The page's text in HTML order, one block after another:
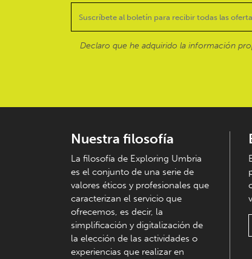
Declaro que he adquirido la información
Nuestra filosofía
La filosofía de Exploring Umbria
es el conjunto de una serie de
valores éticos y profesionales que
caracterizan el servicio que
ofrecemos, es decir, la
simplificación y digitalización de
la elección de las actividades o
experiencias que realizar en